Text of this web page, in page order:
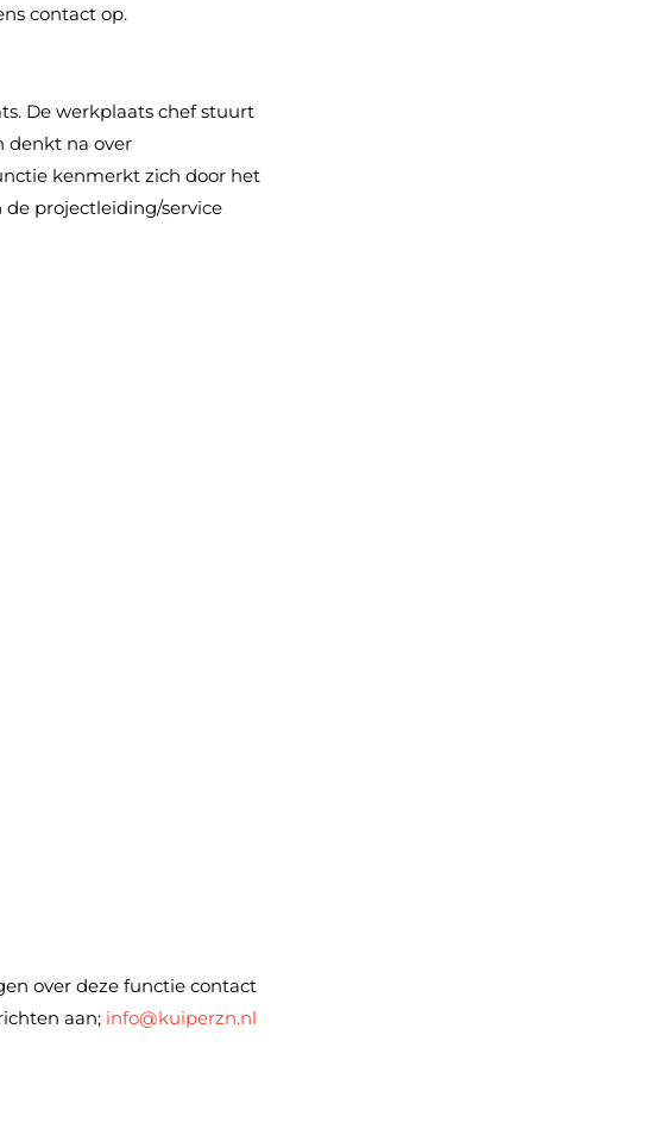
contact op.
De werkplaats chef stuurt
denkt na over
kenmerkt zich door het
projectleiding/service
over deze functie contact
aan; info@kuiperzn.nl